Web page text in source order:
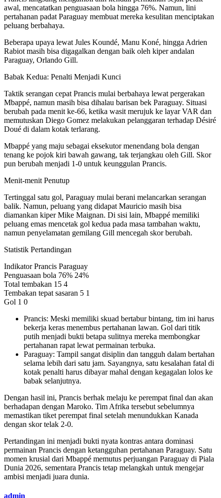
awal, mencatatkan penguasaan bola hingga 76%. Namun, lini
pertahanan padat Paraguay membuat mereka kesulitan menciptakan
peluang berbahaya.
Beberapa upaya lewat Jules Koundé, Manu Koné, hingga Adrien
Rabiot masih bisa digagalkan dengan baik oleh kiper andalan
Paraguay, Orlando Gill.
Babak Kedua: Penalti Menjadi Kunci
Taktik serangan cepat Prancis mulai berbahaya lewat pergerakan
Mbappé, namun masih bisa dihalau barisan bek Paraguay. Situasi
berubah pada menit ke-66, ketika wasit merujuk ke layar VAR dan
memutuskan Diego Gomez melakukan pelanggaran terhadap Désiré
Doué di dalam kotak terlarang.
Mbappé yang maju sebagai eksekutor menendang bola dengan
tenang ke pojok kiri bawah gawang, tak terjangkau oleh Gill. Skor
pun berubah menjadi 1-0 untuk keunggulan Prancis.
Menit-menit Penutup
Tertinggal satu gol, Paraguay mulai berani melancarkan serangan
balik. Namun, peluang yang didapat Mauricio masih bisa
diamankan kiper Mike Maignan. Di sisi lain, Mbappé memiliki
peluang emas mencetak gol kedua pada masa tambahan waktu,
namun penyelamatan gemilang Gill mencegah skor berubah.
Statistik Pertandingan
Indikator Prancis Paraguay
Penguasaan bola 76% 24%
Total tembakan 15 4
Tembakan tepat sasaran 5 1
Gol 1 0
Prancis: Meski memiliki skuad bertabur bintang, tim ini harus
bekerja keras menembus pertahanan lawan. Gol dari titik
putih menjadi bukti betapa sulitnya mereka membongkar
pertahanan rapat lewat permainan terbuka.
Paraguay: Tampil sangat disiplin dan tangguh dalam bertahan
selama lebih dari satu jam. Sayangnya, satu kesalahan fatal di
kotak penalti harus dibayar mahal dengan kegagalan lolos ke
babak selanjutnya.
Dengan hasil ini, Prancis berhak melaju ke perempat final dan akan
berhadapan dengan Maroko. Tim Afrika tersebut sebelumnya
memastikan tiket perempat final setelah menundukkan Kanada
dengan skor telak 2-0.
Pertandingan ini menjadi bukti nyata kontras antara dominasi
permainan Prancis dengan ketangguhan pertahanan Paraguay. Satu
momen krusial dari Mbappé memutus perjuangan Paraguay di Piala
Dunia 2026, sementara Prancis tetap melangkah untuk mengejar
ambisi menjadi juara dunia.
admin